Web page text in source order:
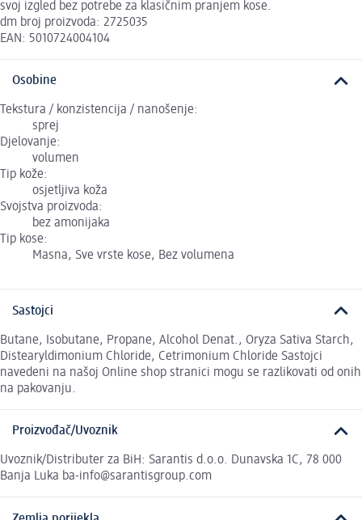
svoj izgled bez potrebe za klasičnim pranjem kose.
dm broj proizvoda: 2725035
EAN: 5010724004104
Osobine
Tekstura / konzistencija / nanošenje:
sprej
Djelovanje:
volumen
Tip kože:
osjetljiva koža
Svojstva proizvoda:
bez amonijaka
Tip kose:
Masna, Sve vrste kose, Bez volumena
Sastojci
Butane, Isobutane, Propane, Alcohol Denat., Oryza Sativa Starch,
Distearyldimonium Chloride, Cetrimonium Chloride Sastojci
navedeni na našoj Online shop stranici mogu se razlikovati od onih
na pakovanju.
Proizvođač/Uvoznik
Uvoznik/Distributer za BiH: Sarantis d.o.o. Dunavska 1C, 78 000
Banja Luka ba-info@sarantisgroup.com